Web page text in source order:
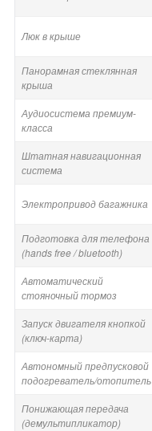
Люк в крыше
Панорамная стеклянная
крыша
Аудиосистема премиум-
класса
Штатная навигационная
система
Электропривод багажника
Подготовка для телефона
(hands free / bluetooth)
Автоматический
стояночный тормоз
Запуск двигателя кнопкой
(ключ-карта)
Автономный предпусковой
подогреватель/отопитель
Понижающая передача
(демультипликатор)